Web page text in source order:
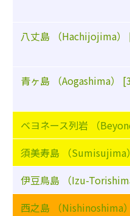
八丈島 （Hachijojima）
青ヶ島 （Aogashima）
ベヨネース列岩 （
須美寿島 （Sumisujima
伊豆鳥島 （Izu-
西之島 （Nishinoshima